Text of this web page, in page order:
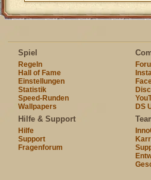
Spiel
Regeln
Hall of Fame
Einstellungen
Statistik
Speed-Runden
Wallpapers
DS
Hilfe & Support
Hilfe
Support
Fragenforum